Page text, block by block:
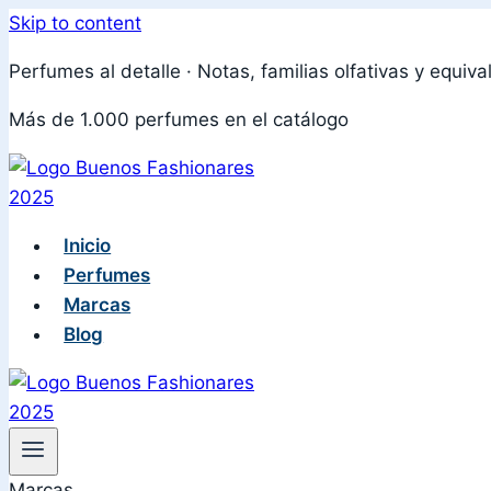
Skip to content
Perfumes al detalle · Notas, familias olfativas y
Más de 1.000 perfumes en el catálogo
Inicio
Perfumes
Marcas
Blog